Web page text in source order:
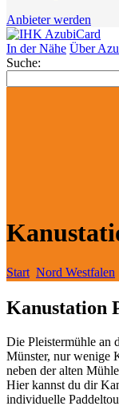
Anbieter werden
In der Nähe Über
Suche:
Start Nord Westfalen
Kanustation
Die Pleistermühle an
Münster, nur wenige
neben der alten
Hier kannst du dir
individuelle